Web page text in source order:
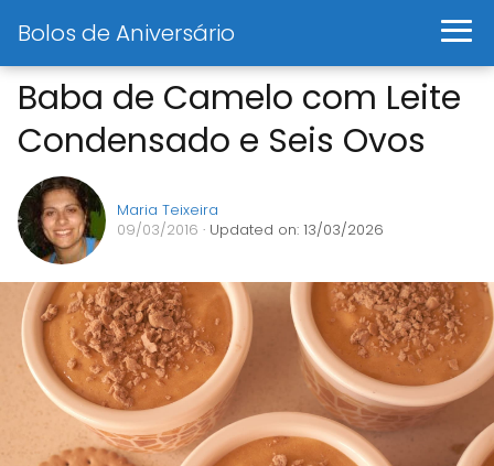
Bolos de Aniversário
Baba de Camelo com Leite
Condensado e Seis Ovos
Maria Teixeira
09/03/2016 · Updated on: 13/03/2026